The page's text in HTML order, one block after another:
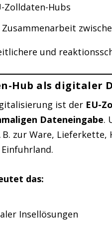
Zolldaten-Hubs
und
Hub als digitaler
ist der EU-
Dateneingabe.
zur Ware,
das:
Insellösungen